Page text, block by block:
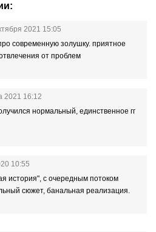
2021 15:05
современную золушку. приятное
от проблем
2021 16:12
нормальный, единственное гг
10:55
история", с очередным потоком
сюжет, банальная реализация.